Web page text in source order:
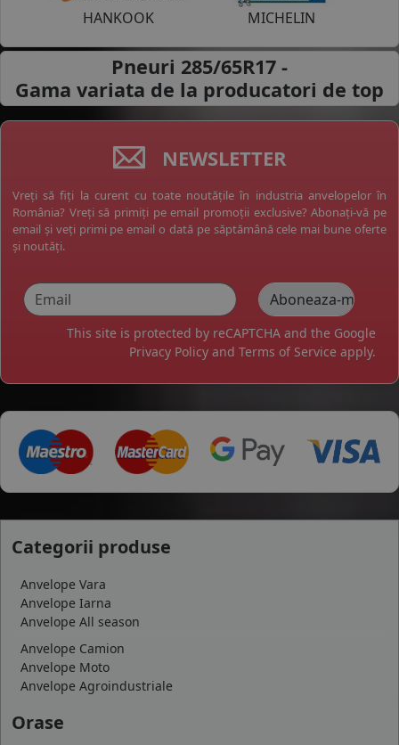
HANKOOK MICHELIN
Pneuri 285/65R17 -
Gama variata de la producatori de top
NEWSLETTER
Vreți să fiți la curent cu toate noutățile în industria anvelopelor în
România? Vreți să primiți pe email promoții exclusive? Abonați-vă pe
email și veți primi pe email o dată pe săptămână cele mai bune oferte
și noutăți.
This site is protected by reCAPTCHA and the Google
Privacy Policy and Terms of Service apply.
Categorii produse
Anvelope Vara
Anvelope Iarna
Anvelope All season
Anvelope Camion
Anvelope Moto
Anvelope Agroindustriale
Orase